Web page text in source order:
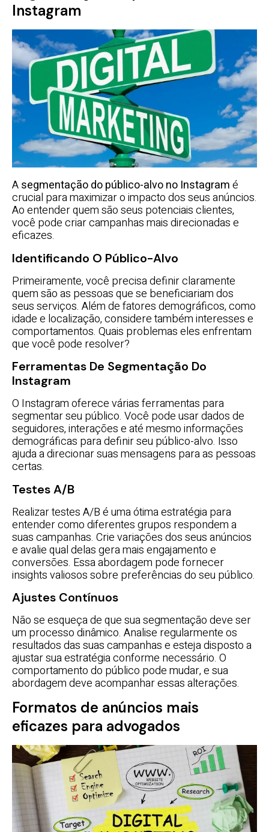
Instagram
Asegmentação do público-alvo no Instagramé
crucial para maximizar o impacto dos seus anúncios.
Ao entender quem são seus potenciais clientes,
você pode criar campanhas mais direcionadas e
eficazes.
Identificando O Público-Alvo
Primeiramente, você precisa definir claramente
quem são as pessoas que se beneficiariam dos
seus serviços. Além de fatores demográficos, como
idade e localização, considere também interesses e
comportamentos. Quais problemas eles enfrentam
que você pode resolver?
Ferramentas De Segmentação Do
Instagram
O Instagram oferece várias ferramentas para
segmentar seu público. Você pode usar dados de
seguidores, interações e até mesmo informações
demográficas para definir seu público-alvo. Isso
ajuda a direcionar suas mensagens para as pessoas
certas.
Testes A/B
Realizar testes A/B é uma ótima estratégia para
entender como diferentes grupos respondem a
suas campanhas. Crie variações dos seus anúncios
e avalie qual delas gera mais engajamento e
conversões. Essa abordagem pode fornecer
insights valiosos sobre preferências do seu público.
Ajustes Contínuos
Não se esqueça de que sua segmentação deve ser
um processo dinâmico. Analise regularmente os
resultados das suas campanhas e esteja disposto a
ajustar sua estratégia conforme necessário. O
comportamento do público pode mudar, e sua
abordagem deve acompanhar essas alterações.
Formatos de anúncios mais
eficazes para advogados